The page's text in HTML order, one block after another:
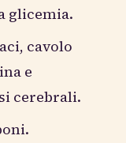
glicemia.
cavolo
e
cerebrali.